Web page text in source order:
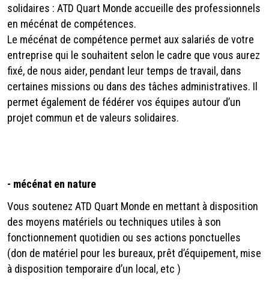
solidaires : ATD Quart Monde accueille des professionnels
en mécénat de compétences.
Le mécénat de compétence permet aux salariés de votre
entreprise qui le souhaitent selon le cadre que vous aurez
fixé, de nous aider, pendant leur temps de travail, dans
certaines missions ou dans des tâches administratives. Il
permet également de fédérer vos équipes autour d’un
projet commun et de valeurs solidaires.
- mécénat en nature
Vous soutenez ATD Quart Monde en mettant à disposition
des moyens matériels ou techniques utiles à son
fonctionnement quotidien ou ses actions ponctuelles
(don de matériel pour les bureaux, prêt d’équipement, mise
à disposition temporaire d’un local, etc )